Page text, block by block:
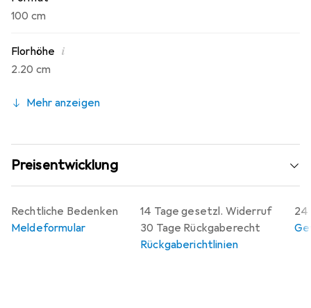
100 cm
Florhöhe i
2.20 cm
Mehr anzeigen
Preisentwicklung
14 Tage gesetzl. Widerruf
30 Tage Rückgaberecht
Rückgaberichtlinien
24
Rechtliche Bedenken
Meldeformular